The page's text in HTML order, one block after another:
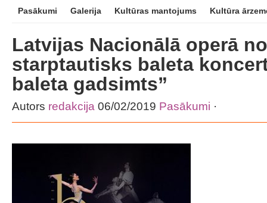
Pasākumi Galerija Kultūras mantojums Kultūra
Latvijas Nacionālā operā
starptautisks baleta
baleta gadsimts”
Autors redakcija 06/02/2019 Pasākumi ·